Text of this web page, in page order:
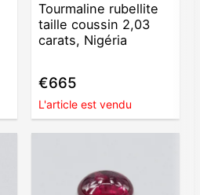
Tourmaline rubellite
taille coussin 2,03
carats, Nigéria
€665
L'article est vendu